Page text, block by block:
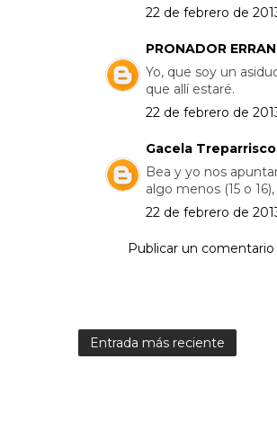
22 de febrero de
PRONADOR
Yo, que soy un
que allí estaré.
22 de febrero de
Gacela
Bea y yo nos
algo menos (15 o
22 de febrero de
Publicar un comentario
Entrada más reciente